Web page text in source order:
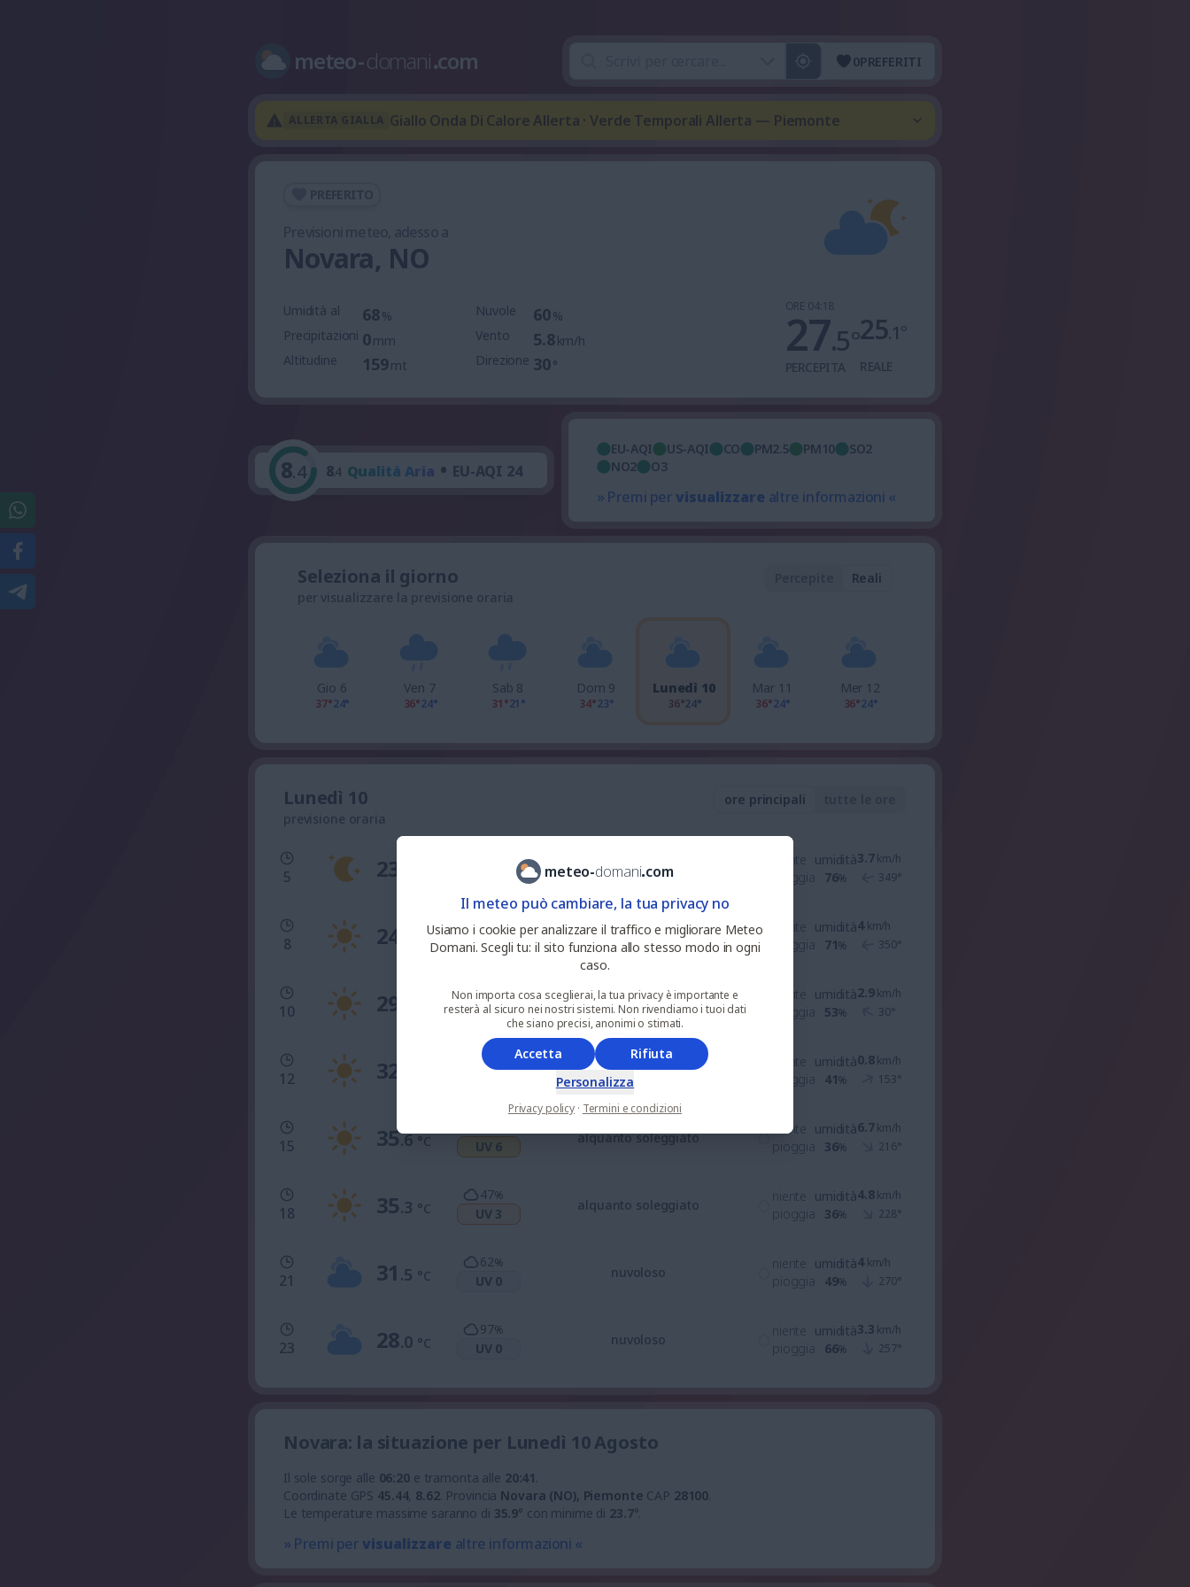
meteo-domani.com 0PREFERITI
Giallo Onda Di Calore Allerta · Verde Temporali Allerta — Piemonte
Novara, NO
Umidità al 68%
Precipitazioni 0mm
Altitudine
159mt
Nuvole 60%
Vento
5.8km/h
Direzione 30°
ORE 04:18
27.5°
PERCEPITA
25.1°
REALE
8.4 8.4 Qualità Aria • EU-AQI 24
EU-AQI US-AQI CO PM2.5 PM10
SO2
NO2
O3
» Premi pervisualizzare altre informazioni «
Seleziona il giorno
per visualizzare la previsione oraria
Reali
Gio 6
37°24°
Ven 7
36°24°
Sab 8
31°21°
Dom 9
34°23°
Lunedì 10
36°24°
Mar 11
36°24°
Mer 12
36°24°
Lunedì 10
previsione oraria
ore principali
5 23 sereno
niente
pioggia
umidità
76%
3.7km/h
349°
8 24 °C
7%
UV 1
soleggiato
niente
pioggia
umidità
71%
4km/h
350°
10 29 6%
UV 3
soleggiato
niente
pioggia
umidità
53%
2.9km/h
30°
12 32 11
alquanto soleggiato
niente
pioggia
umidità
41%
0.8km/h
153°
15 35.6 °C UV 6
alquanto soleggiato
niente
pioggia
umidità
36%
6.7km/h
216°
18 35.3 °C
47%
UV 3
alquanto soleggiato
niente
pioggia
umidità
36%
4.8km/h
228°
21 31 .5 °C
62%
UV 0
nuvoloso
niente
pioggia
umidità
49%
4km/h
270°
23 28.0 °C
97%
UV 0
nuvoloso
niente
pioggia
umidità
66%
3.3 km/h
257°
Novara: la situazione per Lunedì 10 Agosto
Il sole sorge alle 06:20e tramonta alle 20:41.
Coordinate GPS 45.44, 8.62. Provincia Novara (NO), Piemonte CAP 28100.
Le temperature massime saranno di 35.9° con minime di 23.7°.
» Premi pervisualizzare altre informazioni «
meteo-domani.com
Il meteo può cambiare, la tua privacy no
Usiamo i cookie per analizzare il traffico e migliorare Meteo
Domani. Scegli tu: il sito funziona allo stesso modo in ogni
caso.
Non importa cosa sceglierai, la tua privacy è importante e
resterà al sicuro nei nostri sistemi. Non rivendiamo i tuoi dati
che siano precisi, anonimi o stimati.
Accetta
Rifiuta
Personalizza
Privacy policy · Termini e condizioni